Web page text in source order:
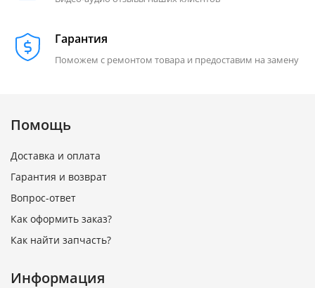
Гарантия
Поможем с ремонтом товара и предоставим на замену
Помощь
Доставка и оплата
Гарантия и возврат
Вопрос-ответ
Как оформить заказ?
Как найти запчасть?
Информация